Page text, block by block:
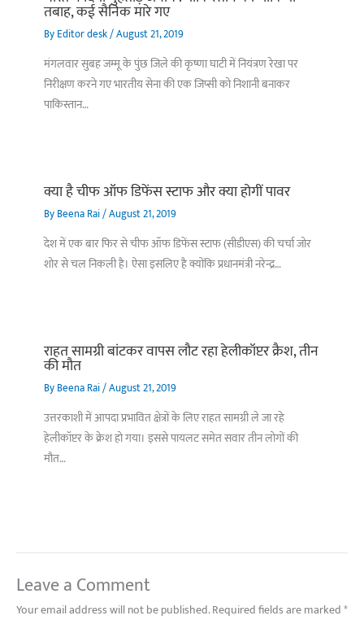
तबाह, कई सैनिक मारे गए
ByEditor desk/August 21, 2019
मंगलवार सुबह जम्मू के पुंछ जिले की कृष्णा घाटी में नियंत्रण रेखा पर
निरीक्षण करने गए भारतीय सेना की एक जिप्सी को निशानी बनाकर
पाकिस्तान…
क्या है चीफ ऑफ डिफेंस स्टाफ और क्या होगीं पावर
ByBeena Rai/August 21, 2019
देश में एक बार फिर से चीफ ऑफ डिफेंस स्टाफ (सीडीएस) की चर्चा जोर
शोर से चल निकली है। ऐसा इसलिए है क्योंकि प्रधानमंत्री नरेन्द्र…
राहत सामग्री बांटकर वापस लौट रहा हेलीकॉप्टर क्रैश, तीन
की मौत
ByBeena Rai/August 21, 2019
उत्तरकाशी में आपदा प्रभावित क्षेत्रों के लिए राहत सामग्री ले जा रहे
हेलीकॉप्टर के क्रेश हो गया। इससे पायलट समेत सवार तीन लोगों की
मौत…
Leave a Comment
Your email address will not be published.Required fields are marked*